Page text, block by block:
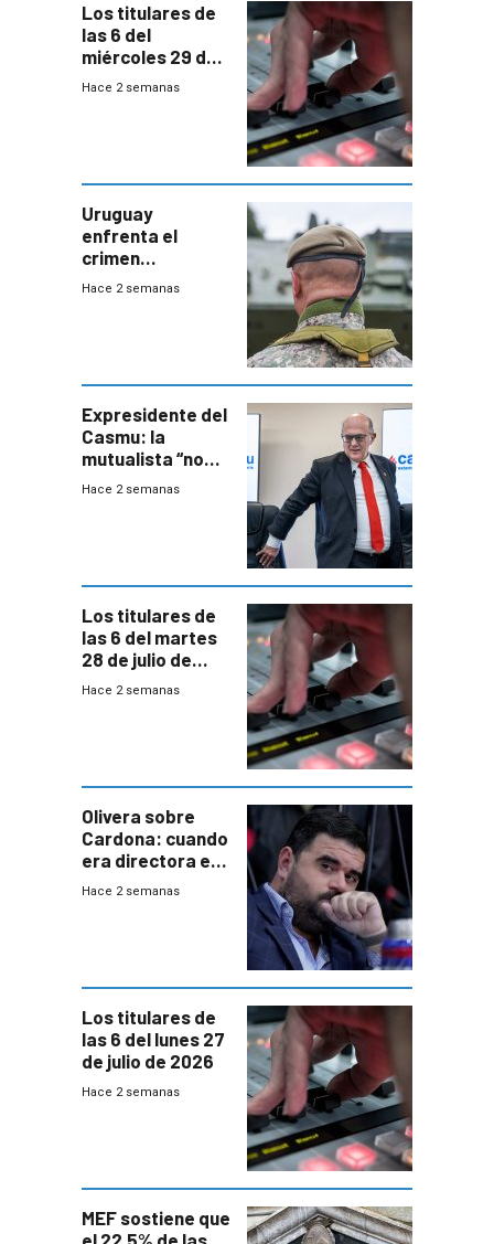
Los titulares de
las 6 del
miércoles 29 de
julio de 2026
Hace 2 semanas
Uruguay
enfrenta el
crimen
organizado con
seguridad
Hace 2 semanas
Expresidente del
Casmu: la
mutualista “no
está para pagar”
Hace 2 semanas
Los titulares de
las 6 del martes
28 de julio de
2026
Hace 2 semanas
Olivera sobre
Cardona: cuando
era directora en
UTE “no era muy
Hace 2 semanas
Los titulares de
las 6 del lunes 27
de julio de 2026
Hace 2 semanas
MEF sostiene que